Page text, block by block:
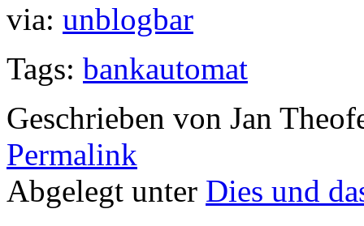
via: unblogbar
Tags: bankautomat
Geschrieben von Jan
Permalink
Abgelegt unter Dies und